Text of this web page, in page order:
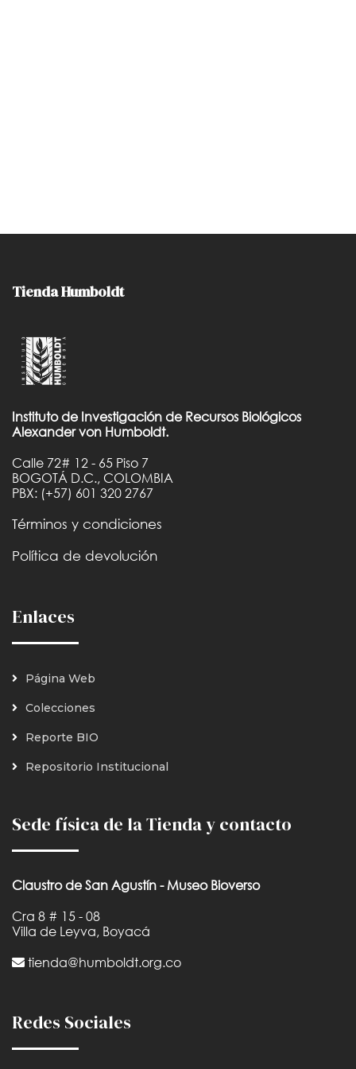
Tienda Humboldt
Instituto de Investigación de Recursos Biológicos
Alexander von Humboldt.
Calle 72# 12 - 65 Piso 7
BOGOTÁ D.C., COLOMBIA
PBX: (+57) 601 320 2767
Términos y condiciones
Política de devolución
Enlaces
Página Web
Colecciones
Reporte BIO
Repositorio Institucional
Sede física de la Tienda y contacto
Claustro de San Agustín - Museo Bioverso
Cra 8 # 15 - 08
Villa de Leyva, Boyacá
tienda@humboldt.org.co
Redes Sociales